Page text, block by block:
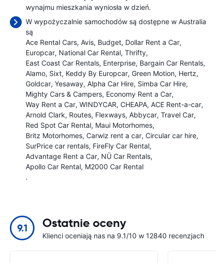
wynajmu mieszkania wyniosła w dzień.
W wypożyczalnie samochodów są dostępne w Australia
są
Ace Rental Cars Avis Budget Dollar Rent a Car
Europcar National Car Rental Thrifty
East Coast Car Rentals Enterprise Bargain Car Rentals
Alamo Sixt Keddy By Europcar Green Motion Hertz
Goldcar Yesaway Alpha Car Hire Simba Car Hire
Mighty Cars & Campers Economy Rent a Car
Way Rent a Car WINDYCAR CHEAPA ACE Rent-a-car
Arnold Clark Routes Flexways Abbycar Travel Car
Red Spot Car Rental Maui Motorhomes
Britz Motorhomes Carwiz rent a car Circular car hire
SurPrice car rentals FireFly Car Rental
Advantage Rent a Car NÜ Car Rentals
Apollo Car Rental M2000 Car Rental
.
9.1 Ostatnie oceny
Klienci oceniają nas na 9.1/10 w 12840 recenzjach